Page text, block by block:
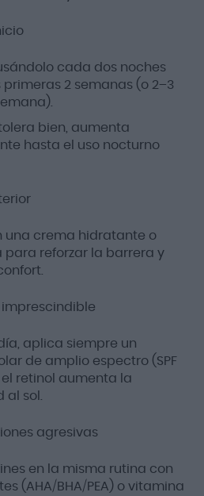
cada dos noches
2 semanas (o 2–3
bien, aumenta
hasta el uso nocturno
una crema hidratante o
para reforzar la barrera y
imprescindible
aplica siempre un
de amplio espectro (SPF
el retinol aumenta la
sol.
agresivas
en la misma rutina con
(AHA/BHA/PEA) o vitamina